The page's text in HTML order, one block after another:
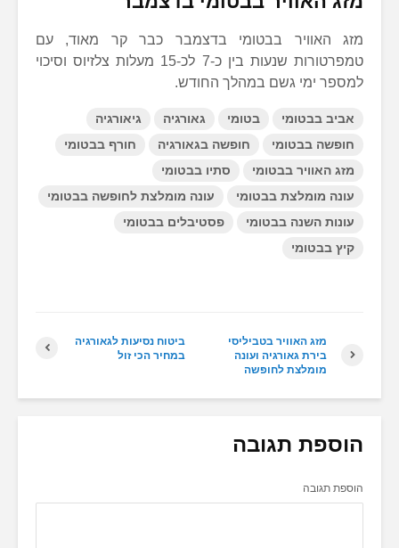
מזג האוויר בבטומי בדצמבר כבר קר מאוד, עם
טמפרטורות שנעות בין כ-7 לכ-15 מעלות צלזיוס וסיכוי
למספר ימי גשם במהלך החודש.
אביב בבטומי בטומי גאורגיה
גיאורגיה
חופשה בבטומי
חופשה בגאורגיה
חורף בבטומי
מזג האוויר בבטומי
סתיו בבטומי
עונה מומלצת בבטומי
עונה מומלצת לחופשה בבטומי
עונות השנה בבטומי
פסטיבלים בבטומי
קיץ בבטומי
ביטוח נסיעות לגאורגיה
במחיר הכי זול
מזג האוויר בטביליסי
בירת גאורגיה ועונה
מומלצת לחופשה
הוספת תגובה
הוספת תגובה